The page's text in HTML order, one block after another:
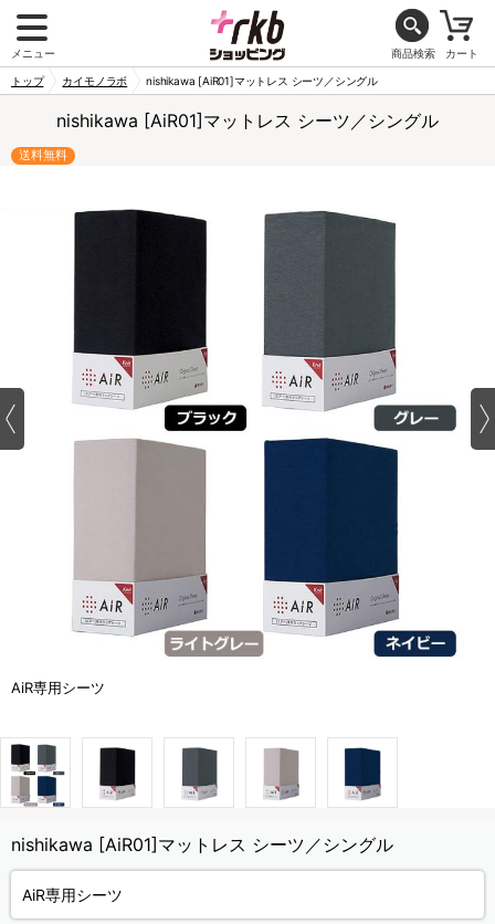
メニュー 商品検索 カート
トップ カイモノラボ nishikawa [AiR01]マットレス シーツ／シングル
nishikawa [AiR01]マットレス シーツ／シングル
送料無料
AiR専用シーツ
nishikawa [AiR01]マットレス シーツ／シングル
AiR専用シーツ